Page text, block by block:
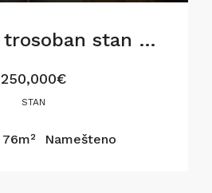
Namešten trosoban stan u Gostivarskoj ulici,76m2
250,000€
STAN
76m² Namešteno